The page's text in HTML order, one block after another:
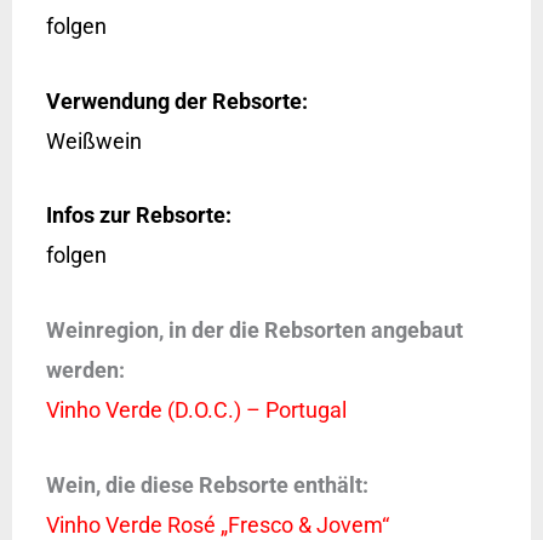
folgen
Verwendung der Rebsorte:
Weißwein
Infos zur Rebsorte:
folgen
Weinregion, in der die Rebsorten angebaut
werden:
Vinho Verde (D.O.C.) – Portugal
Wein, die diese Rebsorte enthält:
Vinho Verde Rosé „Fresco & Jovem“